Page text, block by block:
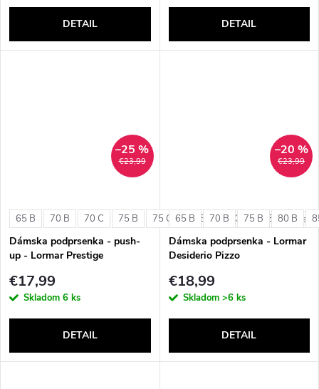
DETAIL DETAIL
€23,99
–25 %
65 B 70 B 70 C 75 B 75 C 80 B 80 C 85 B +
Dámska podprsenka - push-
up - Lormar Prestige
€17,99
Skladom 6 ks
DETAIL
€23,99
–20 %
65 B 70 B 75 B 80 B
Dámska podprsenka - Lormar
Desiderio Pizzo
€18,99
Skladom >6 ks
DETAIL